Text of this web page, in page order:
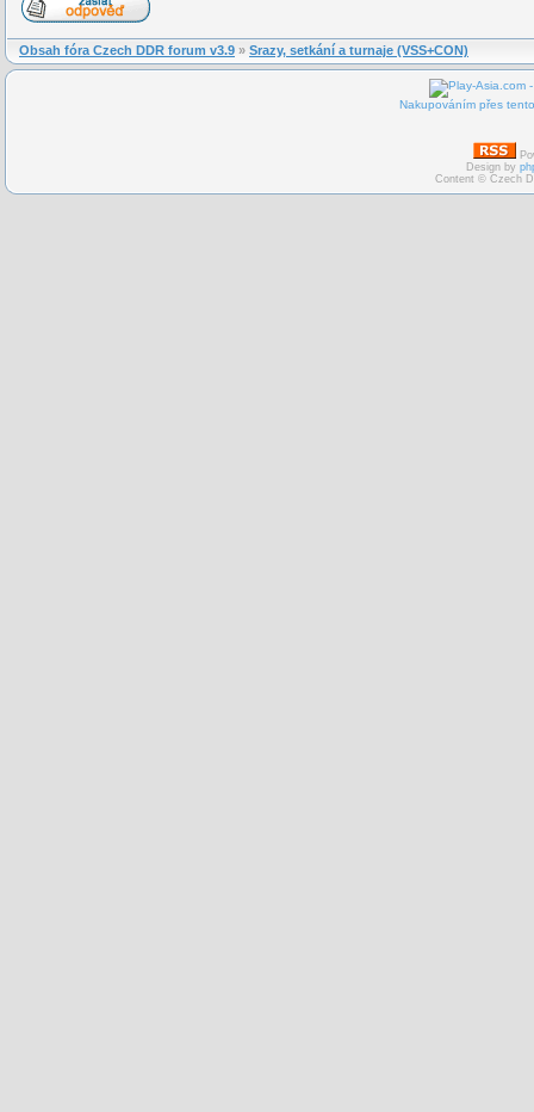
Obsah fóra Czech DDR forum v3.9 » Srazy, setkání a turnaje (VSS+CON)
Nakupováním přes
Design by
Content © Czech